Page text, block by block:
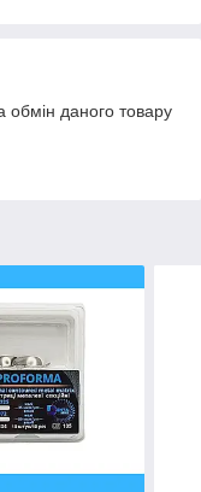
даного товару